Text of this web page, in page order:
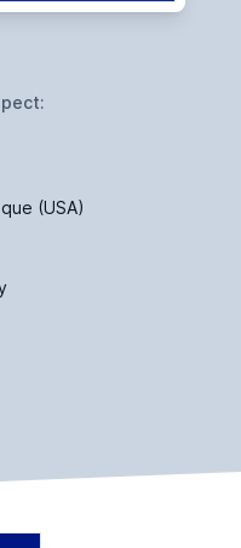
(USA)